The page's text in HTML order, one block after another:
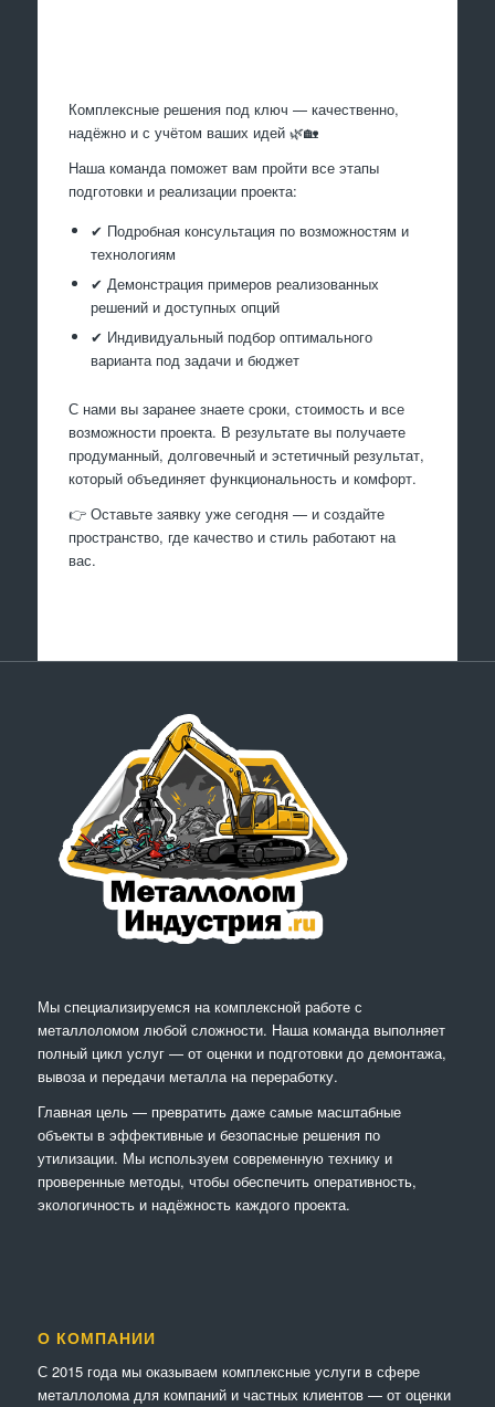
Комплексные решения под ключ — качественно,
надёжно и с учётом ваших идей 🌿🏡
Наша команда поможет вам пройти все этапы
подготовки и реализации проекта:
✔ Подробная консультация по возможностям и
технологиям
✔ Демонстрация примеров реализованных
решений и доступных опций
✔ Индивидуальный подбор оптимального
варианта под задачи и бюджет
С нами вы заранее знаете сроки, стоимость и все
возможности проекта. В результате вы получаете
продуманный, долговечный и эстетичный результат,
который объединяет функциональность и комфорт.
👉 Оставьте заявку уже сегодня — и создайте
пространство, где качество и стиль работают на
вас.
Мы специализируемся на комплексной работе с
металлоломом любой сложности. Наша команда выполняет
полный цикл услуг — от оценки и подготовки до демонтажа,
вывоза и передачи металла на переработку.
Главная цель — превратить даже самые масштабные
объекты в эффективные и безопасные решения по
утилизации. Мы используем современную технику и
проверенные методы, чтобы обеспечить оперативность,
экологичность и надёжность каждого проекта.
О КОМПАНИИ
С 2015 года мы оказываем комплексные услуги в сфере
металлолома для компаний и частных клиентов — от оценки